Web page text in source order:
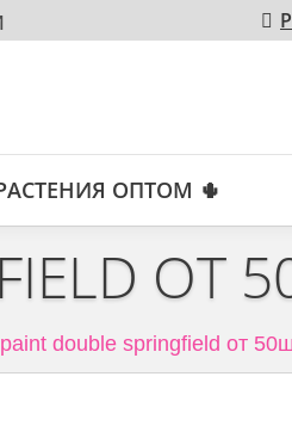
ОПТОМ 🌵
ОТ
double springfield от